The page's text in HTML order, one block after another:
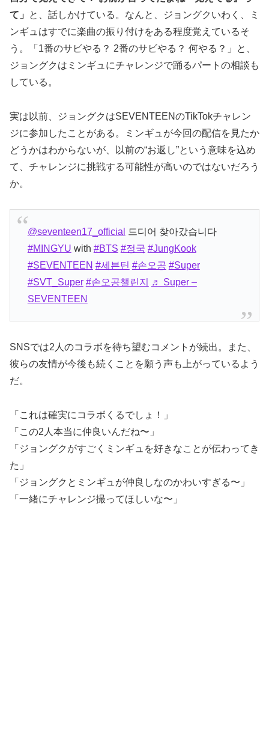
て」
と、話しかけている。なんと、ジョングクいわく、ミ
ンギュはすでに楽曲の振り付けをある程度覚えているそ
う。「1番のサビやる？ 2番のサビやる？ 何やる？」と、
ジョングクはミンギュにチャレンジで踊るパートの相談も
している。
実は以前、ジョングクはSEVENTEENのTikTokチャレン
ジに参加したことがある。ミンギュが今回の配信を見たか
どうかはわからないが、以前の“お返し”という意味を込め
て、チャレンジに挑戦する可能性が高いのではないだろう
か。
@seventeen17_official
드디어 찾아갔습니다
#MINGYU with #BTS #정국 #JungKook
#SEVENTEEN #세븐틴 #손오공 #Super
#SVT_Super #손오공챌린지
♬ Super –
SEVENTEEN
SNSでは2人のコラボを待ち望むコメントが続出。また、
彼らの友情が今後も続くことを願う声も上がっているよう
だ。
「これは確実にコラボくるでしょ！」
「この2人本当に仲良いんだね〜」
「ジョングクがすごくミンギュを好きなことが伝わってき
た」
「ジョングクとミンギュが仲良しなのかわいすぎる〜」
「一緒にチャレンジ撮ってほしいな〜」